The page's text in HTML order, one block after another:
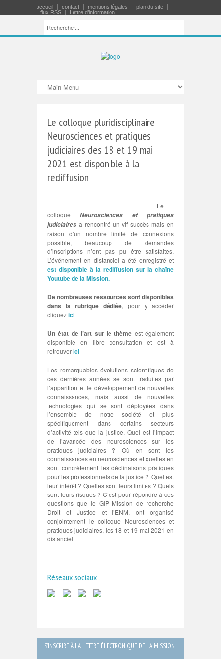
accueil contact mentions légales
plan du site
flux RSS
Lettre d’information
Le colloque pluridisciplinaire
Neurosciences et pratiques
judiciaires des 18 et 19 mai
2021 est disponible à la
rediffusion
Le
colloque Neurosciences et pratiques
judiciaires a rencontré un vif succès mais en
raison d’un nombre limité de connexions
possible, beaucoup de demandes
d’inscriptions n’ont pas pu être satisfaites.
L’événement en distanciel a été enregistré et
est disponible à la rediffusion sur la chaîne
Youtube de la Mission.
De nombreuses ressources sont disponibles
dans la rubrique dédiée, pour y accéder
cliquezici
Un état de l’art sur le thème est également
disponible en libre consultation et est à
retrouverici
Les remarquables évolutions scientifiques de
ces dernières années se sont traduites par
l’apparition et le développement de nouvelles
connaissances, mais aussi de nouvelles
technologies qui se sont déployées dans
l’ensemble de notre société et plus
spécifiquement dans certains secteurs
d’activité tels que la justice. Quel est l’impact
de l’avancée des neurosciences sur les
pratiques judiciaires ? Où en sont les
connaissances en neurosciences et quelles en
sont concrètement les déclinaisons pratiques
pour les professionnels de la justice ? Quel est
leur intérêt ? Quelles sont leurs limites ? Quels
sont leurs risques ? C’est pour répondre à ces
questions que le GIP Mission de recherche
Droit et Justice et l’ENM, ont organisé
conjointement le colloque Neurosciences et
pratiques judiciaires, les 18 et 19 mai 2021 en
distanciel.
Réseaux sociaux
S’INSCRIRE À LA LETTRE ÉLECTRONIQUE DE LA MISSION